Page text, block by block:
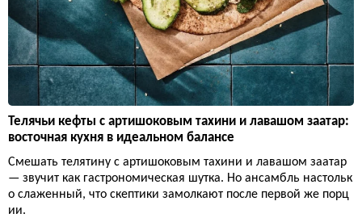
Телячьи кефты с артишоковым тахини и лавашом заатар:
восточная кухня в идеальном балансе
Смешать телятину с артишоковым тахини и лавашом заатар
— звучит как гастрономическая шутка. Но ансамбль настольк
о слаженный, что скептики замолкают после первой же порц
ии.